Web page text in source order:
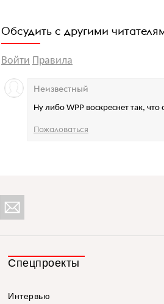
Обсудить с другими
Войти Правила
Ну либо WPP воскреснет так,
Неизвестный
Пожаловаться
Спецпроекты
Интервью